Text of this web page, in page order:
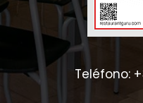
Teléfono: